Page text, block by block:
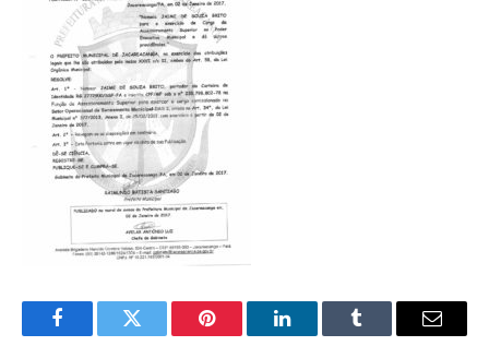
FacebookTwitter Pinterest O
Tumblr
E-